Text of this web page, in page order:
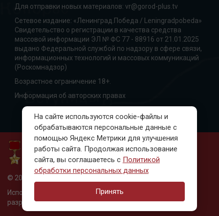
Для отправки новых материалов: vr@gorod-plus.tv
Сетевое издание: «Ленинград.Победа / Leningradpobeda»
Свидетельство о регистрации в качества средства
массовой информации ЭЛ № ФС 77 - 88916 от 21.01.2025
выдано Федеральной службой по надзору в сфере связи,
информационных технологий и массовых коммуникаций
(Роскомнадзор)
Возрастное ограничение 18+.
Информация об авторских правах
© 2010-2023, Ленинград. Победа
Использование материалов только с письменного
разрешения редакции
На сайте используются cookie-файлы и
обрабатываются персональные данные с
помощью Яндекс Метрики для улучшения
работы сайта. Продолжая использование
сайта, вы соглашаетесь с Политикой
обработки персональных данных
Принять